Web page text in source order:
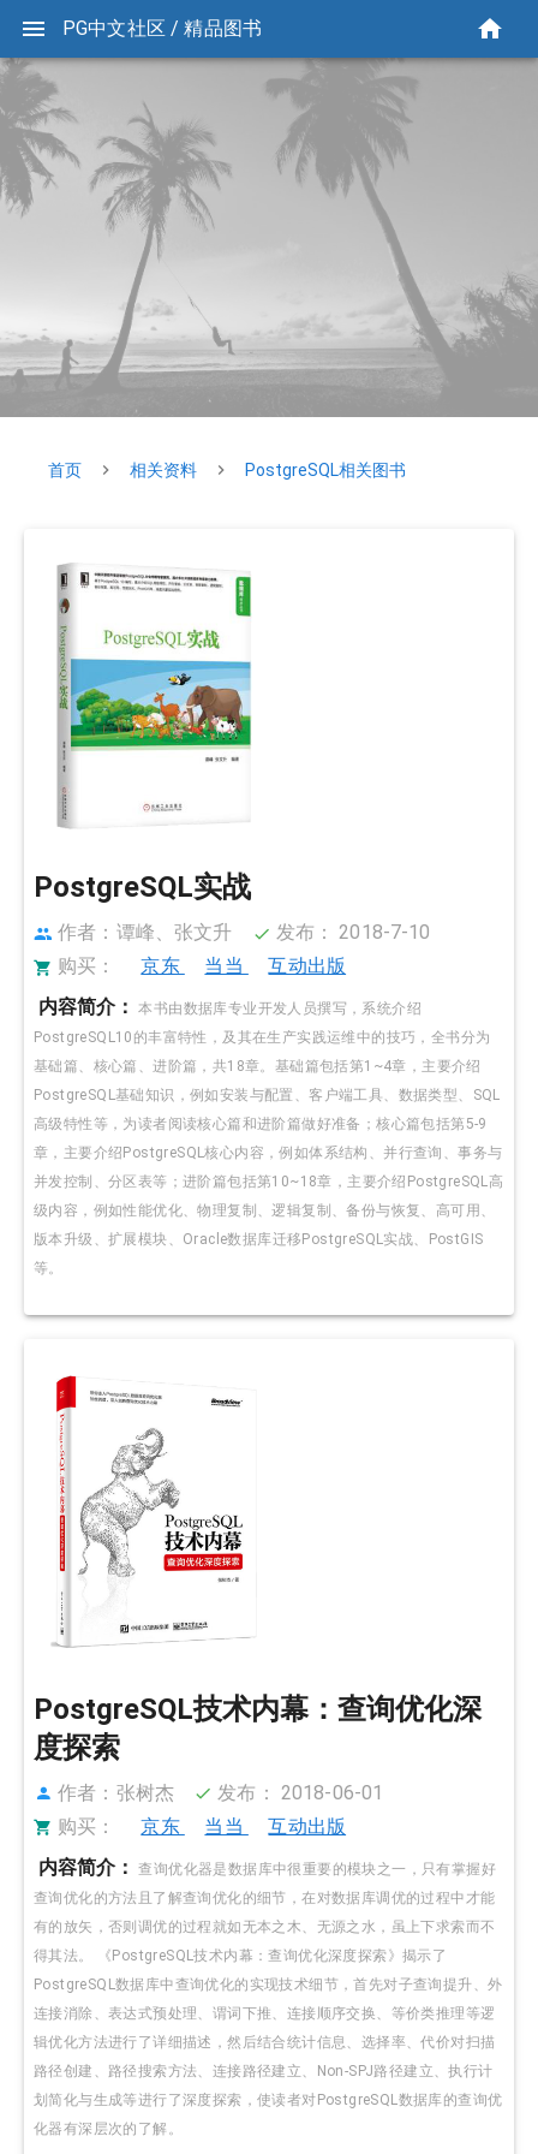
PG中文社区 / 精品图书
首页 相关资料 PostgreSQL相关图书
PostgreSQL实战
作者：谭峰、张文升
发布： 2018-7-10
购买：京东 当当
互动出版
内容简介：
本书由数据库专业开发人员撰写，系统介绍
PostgreSQL10的丰富特性，及其在生产实践运维中的技巧，全书分为
基础篇、核心篇、进阶篇，共18章。基础篇包括第1~4章，主要介绍
PostgreSQL基础知识，例如安装与配置、客户端工具、数据类型、SQL
高级特性等，为读者阅读核心篇和进阶篇做好准备；核心篇包括第5-9
章，主要介绍PostgreSQL核心内容，例如体系结构、并行查询、事务与
并发控制、分区表等；进阶篇包括第10~18章，主要介绍PostgreSQL高
级内容，例如性能优化、物理复制、逻辑复制、备份与恢复、高可用、
版本升级、扩展模块、Oracle数据库迁移PostgreSQL实战、PostGIS
等。
PostgreSQL技术内幕：查询优化深
度探索
作者：张树杰
发布： 2018-06-01
购买：京东 当当
互动出版
内容简介：
查询优化器是数据库中很重要的模块之一，只有掌握好
查询优化的方法且了解查询优化的细节，在对数据库调优的过程中才能
有的放矢，否则调优的过程就如无本之木、无源之水，虽上下求索而不
得其法。 《PostgreSQL技术内幕：查询优化深度探索》揭示了
PostgreSQL数据库中查询优化的实现技术细节，首先对子查询提升、外
连接消除、表达式预处理、谓词下推、连接顺序交换、等价类推理等逻
辑优化方法进行了详细描述，然后结合统计信息、选择率、代价对扫描
路径创建、路径搜索方法、连接路径建立、Non-SPJ路径建立、执行计
划简化与生成等进行了深度探索，使读者对PostgreSQL数据库的查询优
化器有深层次的了解。